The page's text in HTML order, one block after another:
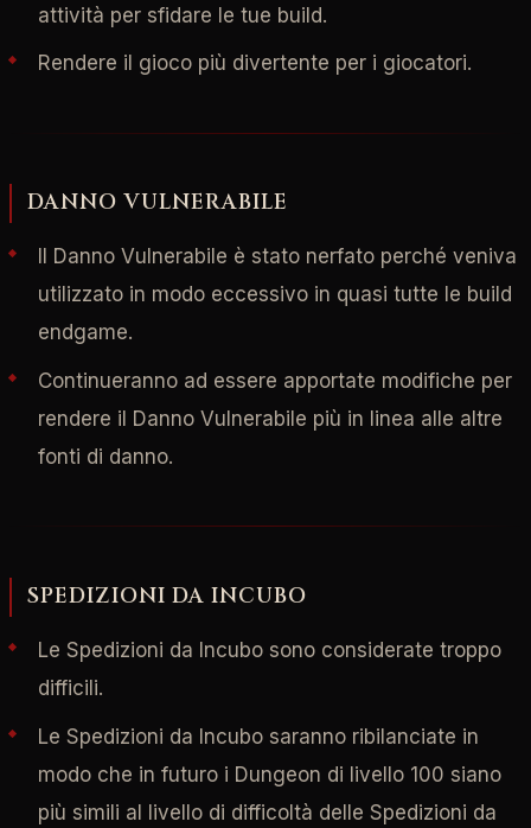
attività per sfidare le tue build.
Rendere il gioco più divertente per i giocatori.
DANNO VULNERABILE
Il Danno Vulnerabile è stato nerfato perché veniva
utilizzato in modo eccessivo in quasi tutte le build
endgame.
Continueranno ad essere apportate modifiche per
rendere il Danno Vulnerabile più in linea alle altre
fonti di danno.
SPEDIZIONI DA INCUBO
Le Spedizioni da Incubo sono considerate troppo
difficili.
Le Spedizioni da Incubo saranno ribilanciate in
modo che in futuro i Dungeon di livello 100 siano
più simili al livello di difficoltà delle Spedizioni da